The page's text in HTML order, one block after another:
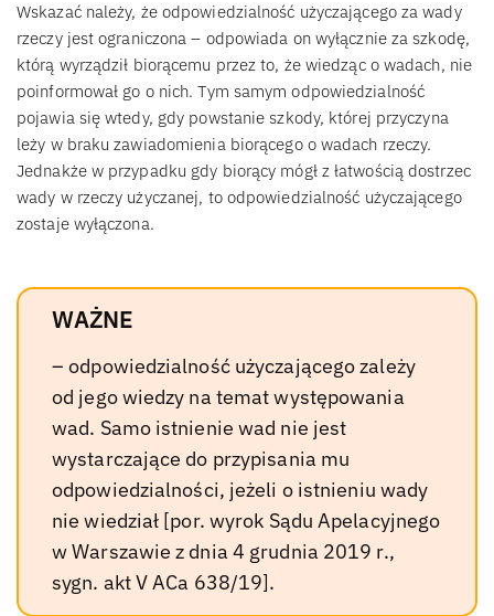
Wskazać należy, że odpowiedzialność użyczającego za wady
rzeczy jest ograniczona – odpowiada on wyłącznie za szkodę,
którą wyrządził biorącemu przez to, że wiedząc o wadach, nie
poinformował go o nich. Tym samym odpowiedzialność
pojawia się wtedy, gdy powstanie szkody, której przyczyna
leży w braku zawiadomienia biorącego o wadach rzeczy.
Jednakże w przypadku gdy biorący mógł z łatwością dostrzec
wady w rzeczy użyczanej, to odpowiedzialność użyczającego
zostaje wyłączona.
WAŻNE
– odpowiedzialność użyczającego zależy
od jego wiedzy na temat występowania
wad. Samo istnienie wad nie jest
wystarczające do przypisania mu
odpowiedzialności, jeżeli o istnieniu wady
nie wiedział [por. wyrok Sądu Apelacyjnego
w Warszawie z dnia 4 grudnia 2019 r.,
sygn. akt V ACa 638/19].